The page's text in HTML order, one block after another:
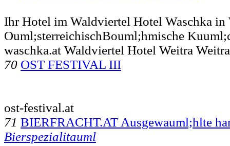
Ihr Hotel im Waldviertel Hotel Waschka in
Ouml;sterreichischBouml;hmische
waschka.at Waldviertel Hotel Weitra
70 OST FESTIVAL III
ost-festival.at
71 BIERFRACHT.AT Ausgewauml;hlte
Bierspezialitauml